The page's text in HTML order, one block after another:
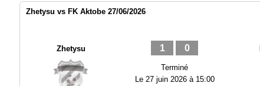
Zhetysu vs FK Aktobe 27/06/2026
Zhetysu 1 0
Terminé
Le 27 juin 2026 à 15:00